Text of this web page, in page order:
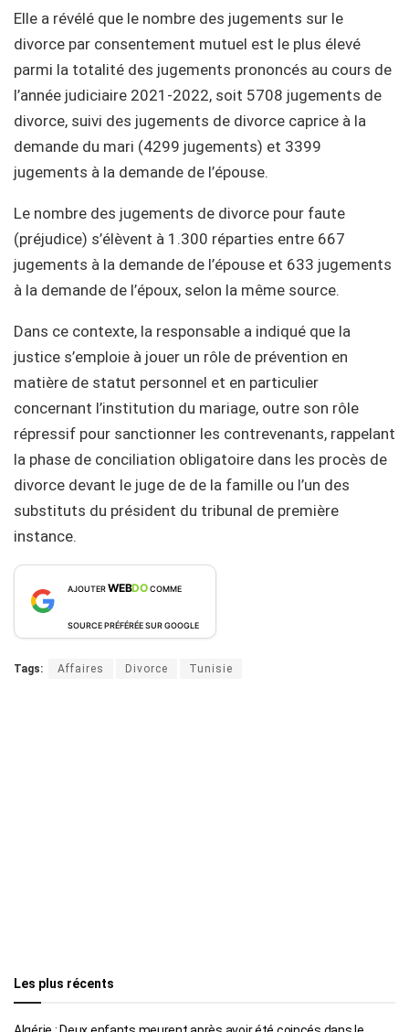
Elle a révélé que le nombre des jugements sur le
divorce par consentement mutuel est le plus élevé
parmi la totalité des jugements prononcés au cours de
l’année judiciaire 2021-2022, soit 5708 jugements de
divorce, suivi des jugements de divorce caprice à la
demande du mari (4299 jugements) et 3399
jugements à la demande de l’épouse.
Le nombre des jugements de divorce pour faute
(préjudice) s’élèvent à 1.300 réparties entre 667
jugements à la demande de l’épouse et 633 jugements
à la demande de l’époux, selon la même source.
Dans ce contexte, la responsable a indiqué que la
justice s’emploie à jouer un rôle de prévention en
matière de statut personnel et en particulier
concernant l’institution du mariage, outre son rôle
répressif pour sanctionner les contrevenants, rappelant
la phase de conciliation obligatoire dans les procès de
divorce devant le juge de de la famille ou l’un des
substituts du président du tribunal de première
instance.
AJOUTERWEBDOCOMME
SOURCE PRÉFÉRÉE SUR GOOGLE
Tags: Affaires Divorce Tunisie
Les plus récents